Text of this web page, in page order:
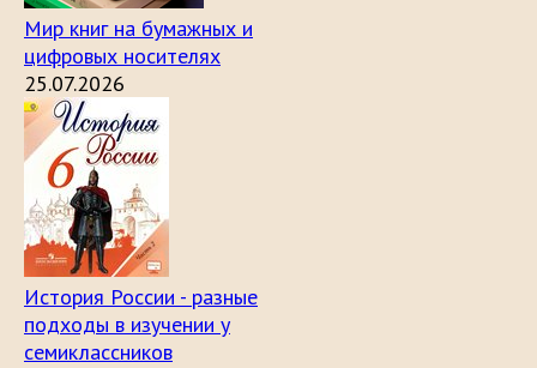
Мир книг на бумажных и
цифровых носителях
25.07.2026
История России - разные
подходы в изучении у
семиклассников